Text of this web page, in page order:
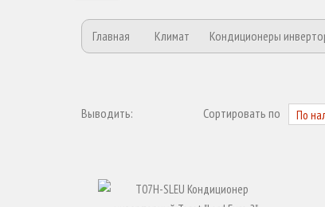
Главная Климат Кондиционеры
Выводить: Сортировать по